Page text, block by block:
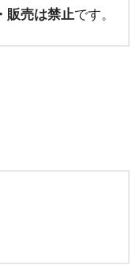
販売は禁止です。